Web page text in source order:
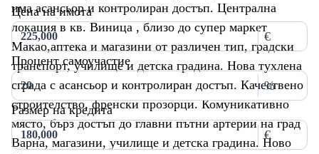
има асансьор и контролиран достъп. Централна
локация в кв. Виница , близо до супер маркет
Макао,аптека и магазини от различен тип, градски
транспорт, училище и детска градина. Нова тухлена
сграда с асансьор и контролиран достъп. Качествено
строителство, френски прозорци. Комуникативно
място, бърз достъп до главни пътни артерии на град
Варна, магазини, училище и детска градина. Ново
Цена на имота
€
Процент самоучастие
%
Размер на кредита
€